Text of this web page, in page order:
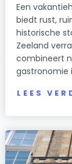
Een
biedt rust,
historische
Zeeland
combineert
gastronomie
LEES